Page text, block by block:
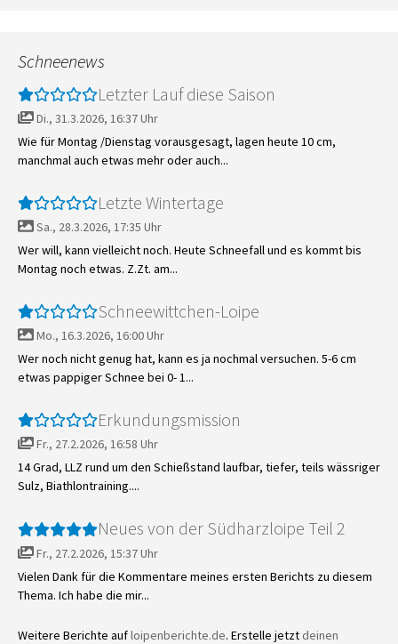
Schneenews
Letzter Lauf diese Saison
Di., 31.3.2026, 16:37 Uhr
Wie für Montag /Dienstag vorausgesagt, lagen heute 10 cm,
manchmal auch etwas mehr oder auch...
Letzte Wintertage
Sa., 28.3.2026, 17:35 Uhr
Wer will, kann vielleicht noch. Heute Schneefall und es kommt bis
Montag noch etwas. Z.Zt. am...
Schneewittchen-Loipe
Mo., 16.3.2026, 16:00 Uhr
Wer noch nicht genug hat, kann es ja nochmal versuchen. 5-6 cm
etwas pappiger Schnee bei 0- 1...
Erkundungsmission
Fr., 27.2.2026, 16:58 Uhr
14 Grad, LLZ rund um den Schießstand laufbar, tiefer, teils wässriger
Sulz, Biathlontraining....
Neues von der Südharzloipe Teil 2
Fr., 27.2.2026, 15:37 Uhr
Vielen Dank für die Kommentare meines ersten Berichts zu diesem
Thema. Ich habe die mir...
Weitere Berichte aufloipenberichte.de. Erstelle jetzt deinen